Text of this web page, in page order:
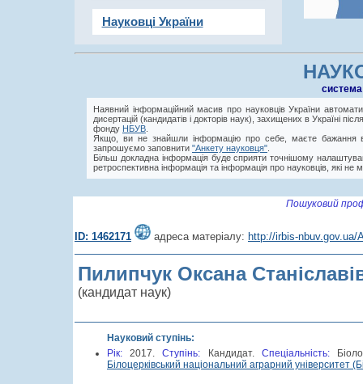
Науковці України
cистема
Наявний інформаційний масив про науковців України
дисертацій (кандидатів і докторів наук), захищених в Україні
фонду НБУВ
Якщо, ви не знайшли інформацію про себе, маєте бажання
запрошуємо заповнити "Анкету науковця"
Більш докладна інформація буде сприяти точнішому
ретроспективна інформація та інформація про науковців, які не
Пошуковий
ID: 1462171 адреса матеріалу: http://irbis-nbuv.gov.ua/
Пилипчук Оксана
(кандидат наук)
Науковий ступінь:
Рік:2017. Cтупінь: Кандидат. Спеціальність:
Білоцерківський національний аграрний університет